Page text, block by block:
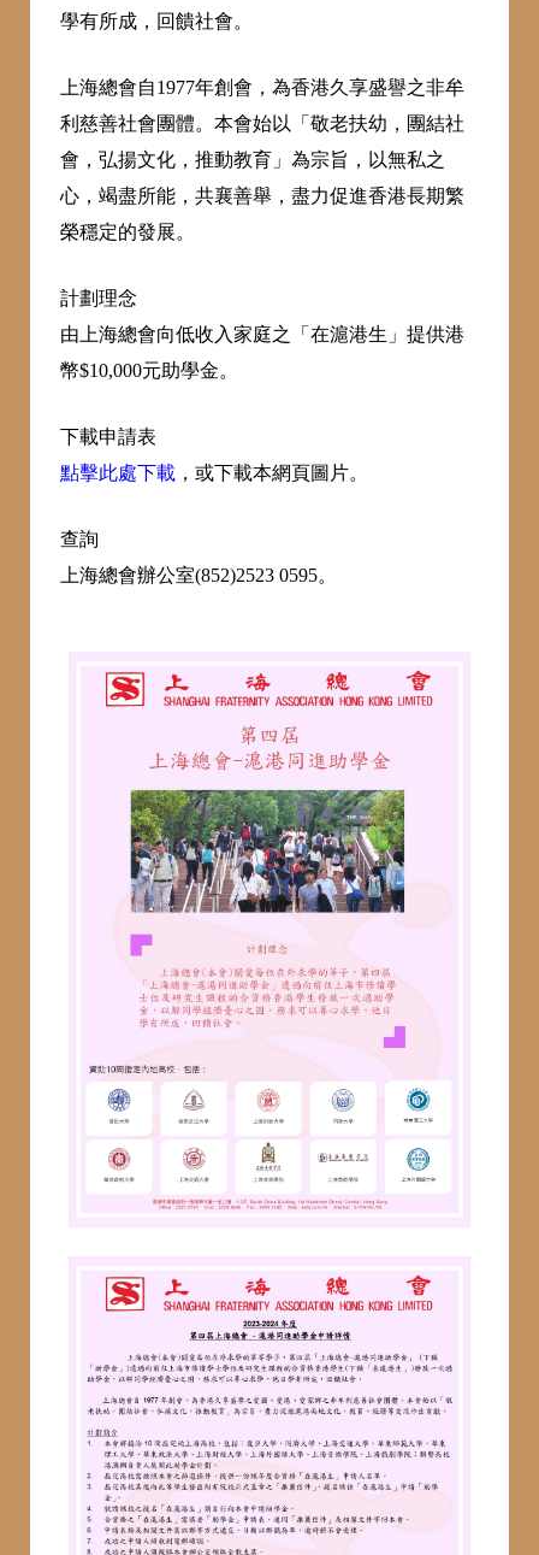
學有所成，回饋社會。
上海總會自1977年創會，為香港久享盛譽之非牟
利慈善社會團體。本會始以「敬老扶幼，團結社
會，弘揚文化，推動教育」為宗旨，以無私之
心，竭盡所能，共襄善舉，盡力促進香港長期繁
榮穩定的發展。
計劃理念
由上海總會向低收入家庭之「在滬港生」提供港
幣$10,000元助學金。
下載申請表
點擊此處下載 ，或下載本網頁圖片。
查詢
上海總會辦公室(852)2523 0595。